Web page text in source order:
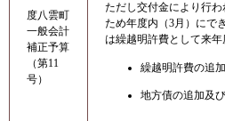
度八雲町
一般会計
補正予算
（第11
号）
ただし交付金により行
ため年度内（3月）にで
は繰越明許費として来年
繰越明許費の追
地方債の追加及